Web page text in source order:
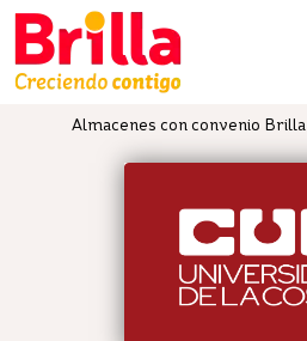
Almacenes con convenio